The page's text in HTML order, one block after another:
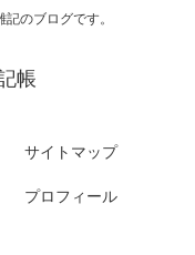
のブログです。
帳
サイトマップ
プロフィール